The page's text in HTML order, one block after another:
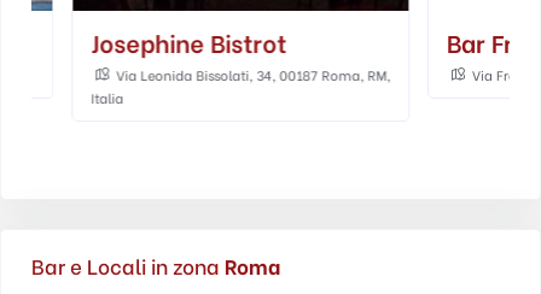
Josephine Bistrot
Via Leonida Bissolati, 34, 00187 Roma, RM,
Bar Frattina
Via Frattina,
Bar e Locali in zona Roma